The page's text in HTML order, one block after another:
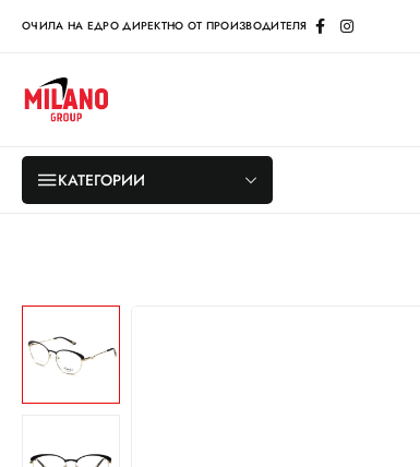
ОЧИЛА НА ЕДРО ДИРЕКТНО ОТ ПРОИЗВОДИТЕЛЯ
КАТЕГОРИИ